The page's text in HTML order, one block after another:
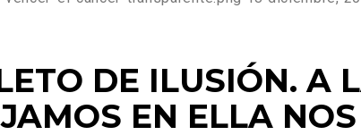
DE ILUSIÓN. A
EN ELLA